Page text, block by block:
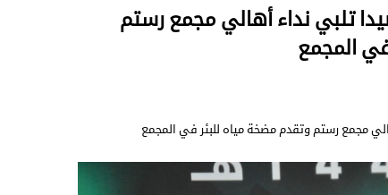
تلبي نداء أهالي مجمع رستم
المجمع
مجمع رستم وتقدم مضخة مياه للبئر في المجمع